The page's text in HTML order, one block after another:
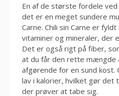
En af de største fordele ved
det er en meget sundere
Carne. Chili sin Carne er
vitaminer og mineraler, der
Det er også rigt på fiber,
at du får den rette mængde
afgørende for en sund kost.
lav i kalorier, hvilket gør det
der prøver at tabe sig.